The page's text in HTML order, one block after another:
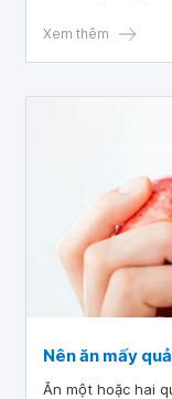
rất cao. Trái na có
Xem thêm
Nên ăn mấy
Ăn một hoặc hai